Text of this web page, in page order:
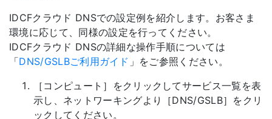
IDCFクラウド DNSでの設定例を紹介します。お客さま
環境に応じて、同様の設定を行ってください。
IDCFクラウド DNSの詳細な操作手順については
「DNS/GSLBご利用ガイド 」をご参照ください。
［コンピュート］をクリックしてサービス一覧を表
示し、ネットワーキングより［DNS/GSLB］をクリ
ックしてください。